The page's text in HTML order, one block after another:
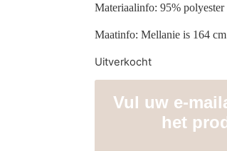
Materiaalinfo: 95% polyester
Maatinfo: Mellanie is 164
Uitverkocht
Vul uw e-
het